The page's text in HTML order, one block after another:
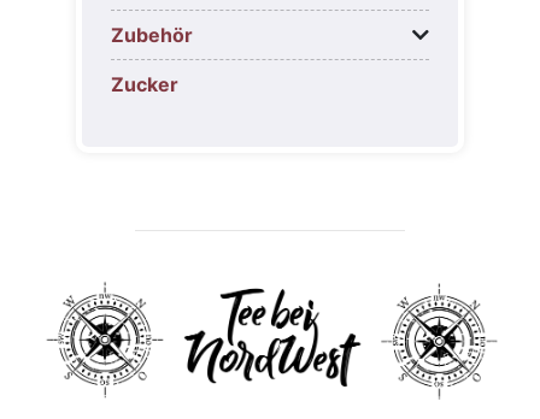
Zubehör
Zucker